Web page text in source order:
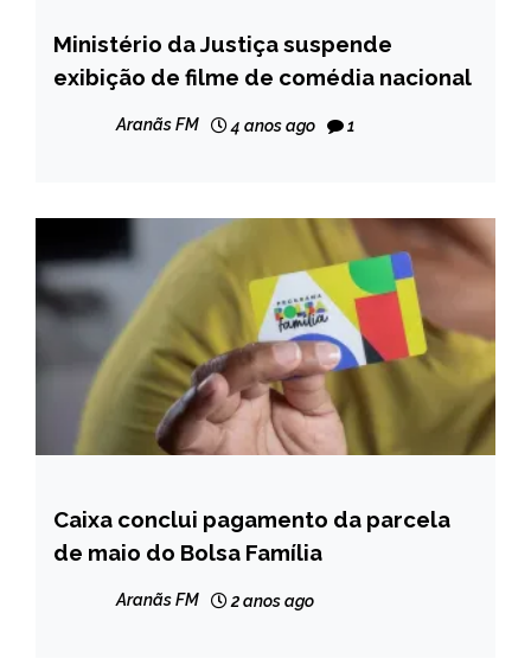
BRASIL
NOTÍCIAS
Ministério da Justiça suspende
exibição de filme de comédia nacional
Aranãs FM 4 anos ago 1
BRASIL
NOTÍCIAS
Caixa conclui pagamento da parcela
de maio do Bolsa Família
Aranãs FM 2 anos ago